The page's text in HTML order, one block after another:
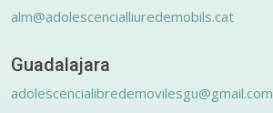
alm@adolescencialliuredemobils.cat
Guadalajara
adolescencialibredemovilesgu@gmail.com